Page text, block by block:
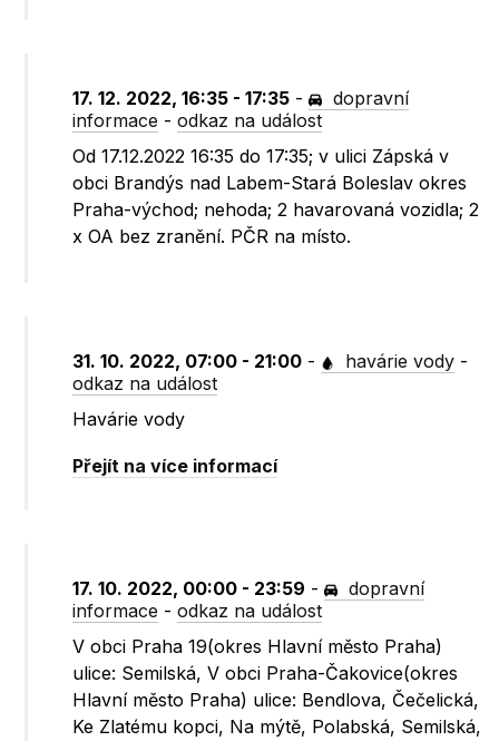
17. 12. 2022, 16:35 - 17:35 -
dopravní
informace -odkaz na událost
Od 17.12.2022 16:35 do 17:35; v ulici Zápská v
obci Brandýs nad Labem-Stará Boleslav okres
Praha-východ; nehoda; 2 havarovaná vozidla; 2
x OA bez zranění. PČR na místo.
31. 10. 2022, 07:00 - 21:00 - havárie vody -
odkaz na událost
Havárie vody
Přejít na více informací
17. 10. 2022, 00:00 - 23:59 -
dopravní
informace -odkaz na událost
V obci Praha 19(okres Hlavní město Praha)
ulice: Semilská, V obci Praha-Čakovice(okres
Hlavní město Praha) ulice: Bendlova, Čečelická,
Ke Zlatému kopci, Na mýtě, Polabská, Semilská,